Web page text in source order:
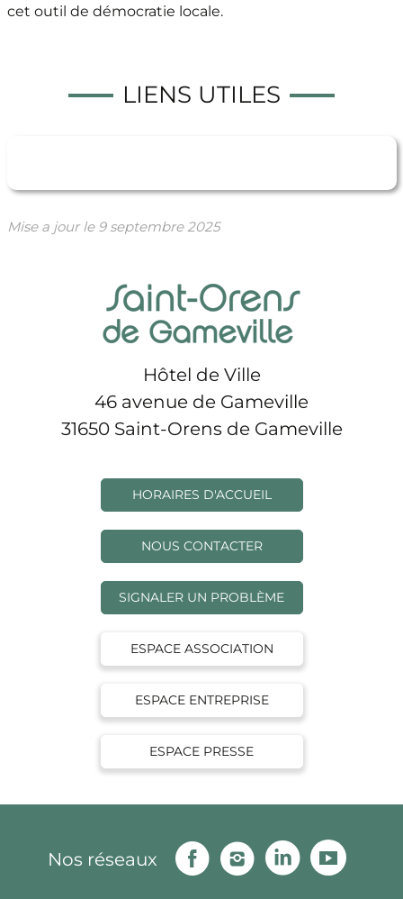
cet outil de démocratie locale.
LIENS UTILES
Mise a jour le 9 septembre 2025
Hôtel de Ville
46 avenue de Gameville
31650 Saint-Orens de Gameville
HORAIRES D'ACCUEIL
NOUS CONTACTER
SIGNALER UN PROBLÈME
ESPACE ASSOCIATION
ESPACE ENTREPRISE
ESPACE PRESSE
Nos réseaux
FacebookInstagramLinkedin